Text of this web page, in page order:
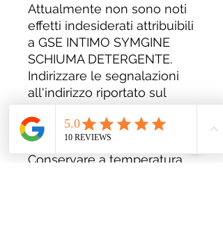
Attualmente non sono noti
effetti indesiderati attribuibili
a GSE INTIMO SYMGINE
SCHIUMA DETERGENTE.
Indirizzare le segnalazioni
all'indirizzo riportato sul
foglietto illustrativo.
Conservazione
Conservare a temperatura